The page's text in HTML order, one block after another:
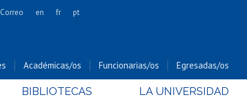
Cs. Forestales y Conservación
Cs. Sociales
Correo en fr pt
Académicas/os Funcionarias/os Egresadas/os
BIBLIOTECAS LA UNIVERSIDAD